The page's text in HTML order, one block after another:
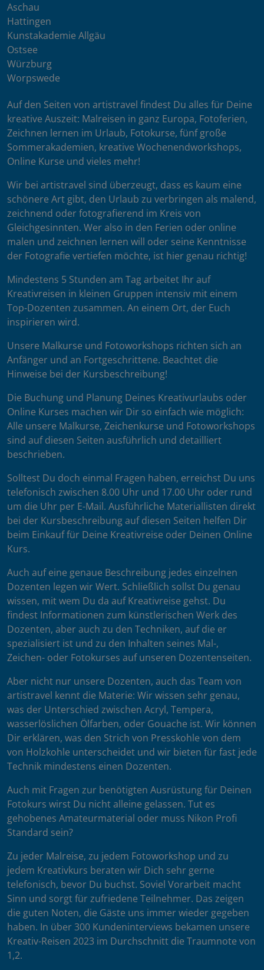
Aschau
Hattingen
Kunstakademie Allgäu
Ostsee
Würzburg
Worpswede
Auf den Seiten von artistravel findest Du alles für Deine
kreative Auszeit: Malreisen in ganz Europa, Fotoferien,
Zeichnen lernen im Urlaub, Fotokurse, fünf große
Sommerakademien, kreative Wochenendworkshops,
Online Kurse und vieles mehr!
Wir bei artistravel sind überzeugt, dass es kaum eine
schönere Art gibt, den Urlaub zu verbringen als malend,
zeichnend oder fotografierend im Kreis von
Gleichgesinnten. Wer also in den Ferien oder online
malen und zeichnen lernen will oder seine Kenntnisse
der Fotografie vertiefen möchte, ist hier genau richtig!
Mindestens 5 Stunden am Tag arbeitet Ihr auf
Kreativreisen in kleinen Gruppen intensiv mit einem
Top-Dozenten zusammen. An einem Ort, der Euch
inspirieren wird.
Unsere Malkurse und Fotoworkshops richten sich an
Anfänger und an Fortgeschrittene. Beachtet die
Hinweise bei der Kursbeschreibung!
Die Buchung und Planung Deines Kreativurlaubs oder
Online Kurses machen wir Dir so einfach wie möglich:
Alle unsere Malkurse, Zeichenkurse und Fotoworkshops
sind auf diesen Seiten ausführlich und detailliert
beschrieben.
Solltest Du doch einmal Fragen haben, erreichst Du uns
telefonisch zwischen 8.00 Uhr und 17.00 Uhr oder rund
um die Uhr per E-Mail. Ausführliche Materiallisten direkt
bei der Kursbeschreibung auf diesen Seiten helfen Dir
beim Einkauf für Deine Kreativreise oder Deinen Online
Kurs.
Auch auf eine genaue Beschreibung jedes einzelnen
Dozenten legen wir Wert. Schließlich sollst Du genau
wissen, mit wem Du da auf Kreativreise gehst. Du
findest Informationen zum künstlerischen Werk des
Dozenten, aber auch zu den Techniken, auf die er
spezialisiert ist und zu den Inhalten seines Mal-,
Zeichen- oder Fotokurses auf unseren Dozentenseiten.
Aber nicht nur unsere Dozenten, auch das Team von
artistravel kennt die Materie: Wir wissen sehr genau,
was der Unterschied zwischen Acryl, Tempera,
wasserlöslichen Ölfarben, oder Gouache ist. Wir können
Dir erklären, was den Strich von Presskohle von dem
von Holzkohle unterscheidet und wir bieten für fast jede
Technik mindestens einen Dozenten.
Auch mit Fragen zur benötigten Ausrüstung für Deinen
Fotokurs wirst Du nicht alleine gelassen. Tut es
gehobenes Amateurmaterial oder muss Nikon Profi
Standard sein?
Zu jeder Malreise, zu jedem Fotoworkshop und zu
jedem Kreativkurs beraten wir Dich sehr gerne
telefonisch, bevor Du buchst. Soviel Vorarbeit macht
Sinn und sorgt für zufriedene Teilnehmer. Das zeigen
die guten Noten, die Gäste uns immer wieder gegeben
haben. In über 300 Kundeninterviews bekamen unsere
Kreativ-Reisen 2023 im Durchschnitt die Traumnote von
1,2.